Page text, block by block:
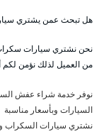
هل تبحث عمن يشتري
نحن نشتري سيارات
من العميل لذلك نؤمن
نوفر خدمة شراء عفش
السيارات وبأسعار مناسبة
نشتري سيارات السكراب